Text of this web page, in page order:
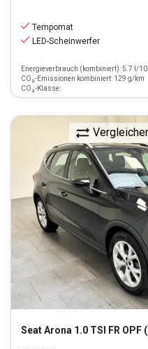
Tempomat
LED-Scheinwerfer
Energieverbrauch (kombiniert): 5.7 l/
CO₂-Emissionen kombiniert: 129 g/km
CO₂-Klasse:
SeatArona 1.0 TSI FR OPF